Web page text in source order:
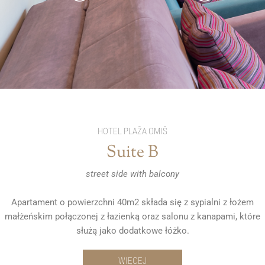
HOTEL PLAŽA OMIŠ
Suite B
street side with balcony
Apartament o powierzchni 40m2 składa się z sypialni z łożem
małżeńskim połączonej z łazienką oraz salonu z kanapami, które
służą jako dodatkowe łóżko.
WIĘCEJ